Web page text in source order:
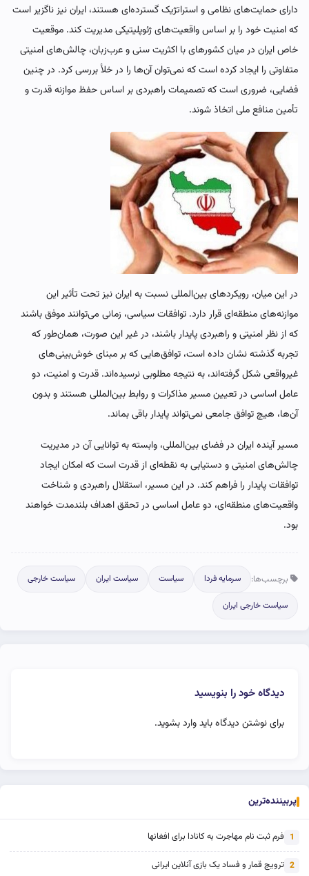
دارای حمایت‌های نظامی و استراتژیک گسترده‌ای هستند، ایران نیز ناگزیر است
که امنیت خود را بر اساس واقعیت‌های ژئوپلیتیکی مدیریت کند. موقعیت
خاص ایران در میان کشورهای با اکثریت سنی و عرب‌زبان، چالش‌های امنیتی
متفاوتی را ایجاد کرده است که نمی‌توان آن‌ها را در خلأ بررسی کرد. در چنین
فضایی، ضروری است که تصمیمات راهبردی بر اساس حفظ موازنه قدرت و
تأمین منافع ملی اتخاذ شوند.
در این میان، رویکردهای بین‌المللی نسبت به ایران نیز تحت تأثیر این
موازنه‌های منطقه‌ای قرار دارد. توافقات سیاسی، زمانی می‌توانند موفق باشند
که از نظر امنیتی و راهبردی پایدار باشند، در غیر این صورت، همان‌طور که
تجربه گذشته نشان داده است، توافق‌هایی که بر مبنای خوش‌بینی‌های
غیرواقعی شکل گرفته‌اند، به نتیجه مطلوبی نرسیده‌اند. قدرت و امنیت، دو
عامل اساسی در تعیین مسیر مذاکرات و روابط بین‌المللی هستند و بدون
آن‌ها، هیچ توافق جامعی نمی‌تواند پایدار باقی بماند.
مسیر آینده ایران در فضای بین‌المللی، وابسته به توانایی آن در مدیریت
چالش‌های امنیتی و دستیابی به نقطه‌ای از قدرت است که امکان ایجاد
توافقات پایدار را فراهم کند. در این مسیر، استقلال راهبردی و شناخت
واقعیت‌های منطقه‌ای، دو عامل اساسی در تحقق اهداف بلندمدت خواهند
بود.
برچسب‌ها: سرمایه فردا سیاست سیاست ایران سیاست خارجی
سیاست خارجی ایران
دیدگاه خود را بنویسید
برای نوشتن دیدگاه بایدوارد بشوید.
پربیننده‌ترین
1 فرم ثبت نام مهاجرت به کانادا برای افغانها
2 ترویج قمار و فساد یک بازی آنلاین ایرانی